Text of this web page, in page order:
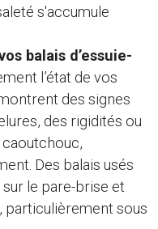
s'accumule
balais d’essuie-
l’état de vos
montrent des signes
des rigidités ou
Des balais usés
le pare-brise et
particulièrement sous